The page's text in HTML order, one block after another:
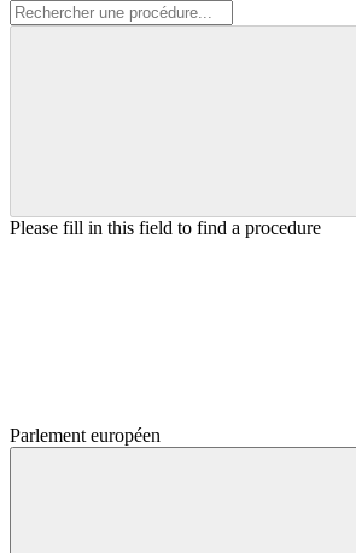
Please fill in this field to find a procedure
Parlement européen